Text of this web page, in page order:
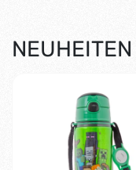
NEUHEITEN